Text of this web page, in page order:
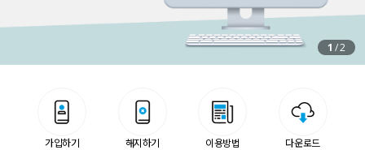
1 /2
가입하기 해지하기 이용방법 다운로드